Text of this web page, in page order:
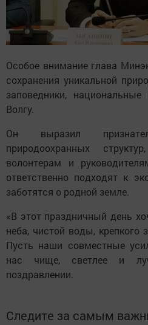
Особое внимание глава
сохранения уникальной
заповедники,
Волгу.
Он выразил
природоохранных
волонтерам и
ответственно подходят к
заботятся о родной земле.
«В этот праздничный день
неба, чистой воды, крепкого
Пусть наши совместные
нас чище, светлее и
поздравлении.
Следите за самым